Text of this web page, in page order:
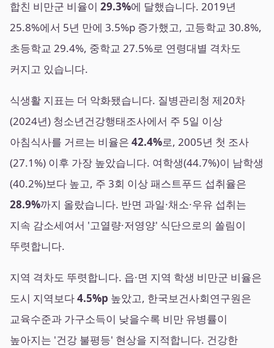
합친 비만군 비율이 29.3%에 달했습니다. 2019년
25.8%에서 5년 만에 3.5%p 증가했고, 고등학교 30.8%,
초등학교 29.4%, 중학교 27.5%로 연령대별 격차도
커지고 있습니다.
식생활 지표는 더 악화됐습니다. 질병관리청 제20차
(2024년) 청소년건강행태조사에서 주 5일 이상
아침식사를 거르는 비율은 42.4%로, 2005년 첫 조사
(27.1%) 이후 가장 높았습니다. 여학생(44.7%)이 남학생
(40.2%)보다 높고, 주 3회 이상 패스트푸드 섭취율은
28.9%까지 올랐습니다. 반면 과일·채소·우유 섭취는
지속 감소세여서 '고열량·저영양' 식단으로의 쏠림이
뚜렷합니다.
지역 격차도 뚜렷합니다. 읍·면 지역 학생 비만군 비율은
도시 지역보다4.5%p 높았고, 한국보건사회연구원은
교육수준과 가구소득이 낮을수록 비만 유병률이
높아지는 '건강 불평등' 현상을 지적합니다. 건강한